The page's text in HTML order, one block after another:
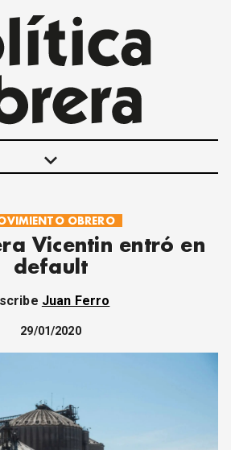
keyboard_arrow_down
POLÍTICAS
OBRERO
ECONOMÍA
Y CULTURA
JUVENTUD
DEBATE
ARCHIVO
OBRERO
Vicentin entró en
default
Juan Ferro
29/01/2020